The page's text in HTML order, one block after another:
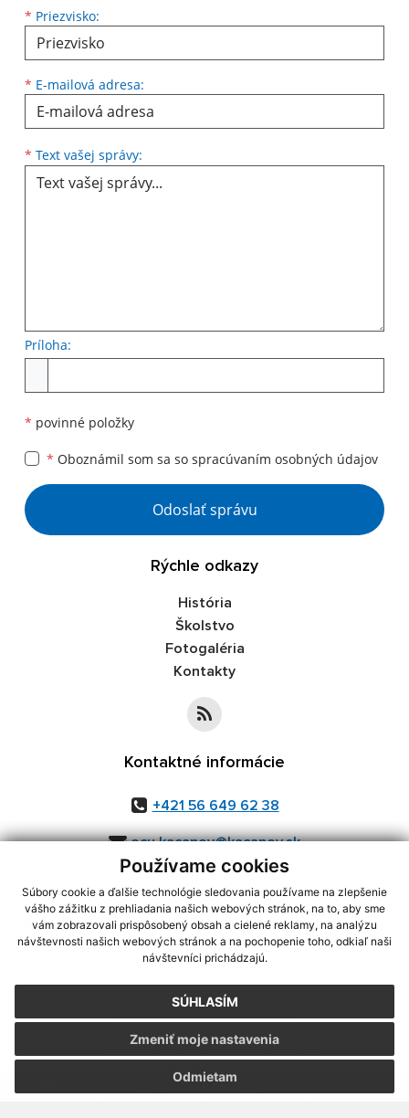
Používame cookies
Súbory cookie a ďalšie technológie sledovania používame na zlepšenie
vášho zážitku z prehliadania našich webových stránok, na to, aby sme
vám zobrazovali prispôsobený obsah a cielené reklamy, na analýzu
návštevnosti našich webových stránok a na pochopenie toho, odkiaľ naši
návštevníci prichádzajú.
SÚHLASÍM
Odmietam
Zmeniť moje nastavenia
* Priezvisko:
* E-mailová adresa:
* Text vašej správy:
Príloha:
* povinné položky
* Oboznámil som sa so spracúvaním osobných údajov
Google reCaptcha Response
Odoslať správu
Rýchle odkazy
História
Školstvo
Fotogaléria
Kontakty
Kontaktné informácie
+421 56 649 62 38
ocu.kacanov@kacanov.sk
využite možnosť získavania aktuálnych informácií s využitím RSS
CMS systém (redakčný) systém ECHELON 2,Mapa stránok,web portál
webex.digital, s.r.o.,domény,registrácia domény
Posledná aktualizácia:06.08.2026
Vytlačiť stránku|Vyhlásenie o prístupnosti